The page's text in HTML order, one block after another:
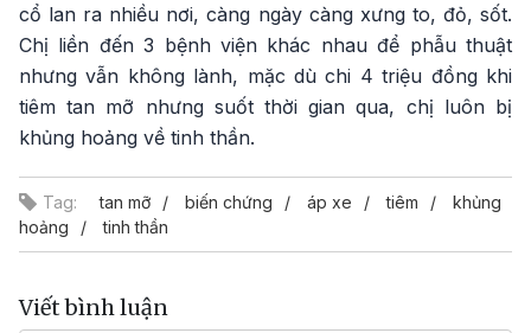
cổ lan ra nhiều nơi, càng ngày càng xưng to, đỏ, sốt.
Chị liền đến 3 bệnh viện khác nhau để phẫu thuật
nhưng vẫn không lành, mặc dù chi 4 triệu đồng khi
tiêm tan mỡ nhưng suốt thời gian qua, chị luôn bị
khủng hoảng về tinh thần.
Tag: tan mỡ biến chứng áp xe tiêm
khủng
hoảng
tinh thần
Viết bình luận